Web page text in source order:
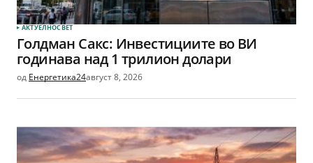
АКТУЕЛНОСВЕТ
Голдман Сакс: Инвестициите во ВИ
годинава над 1 трилион долари
од Енергетика24август 8, 2026